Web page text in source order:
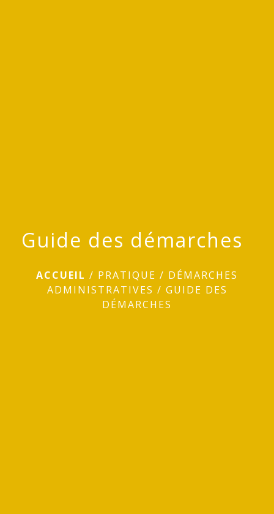
Guide des démarches
ACCUEIL / PRATIQUE / DÉMARCHES
ADMINISTRATIVES / GUIDE DES
DÉMARCHES